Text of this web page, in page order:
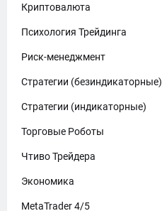
Криптовалюта
Психология Трейдинга
Риск-менеджмент
Стратегии (безиндикаторные)
Стратегии (индикаторные)
Торговые Роботы
Чтиво Трейдера
Экономика
MetaTrader 4/5